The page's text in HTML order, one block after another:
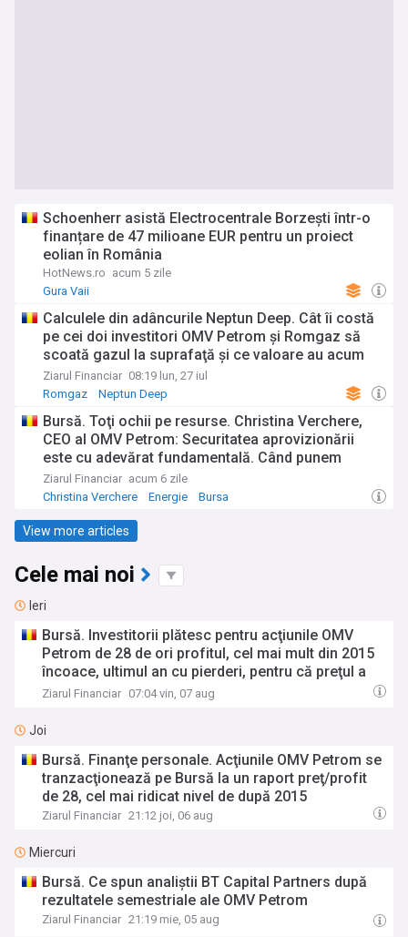
Schoenherr asistă Electrocentrale Borzești într-o
finanțare de 47 milioane EUR pentru un proiect
eolian în România
HotNews.ro acum 5 zile
Gura Vaii
Calculele din adâncurile Neptun Deep. Cât îi costă
pe cei doi investitori OMV Petrom şi Romgaz să
scoată gazul la suprafaţă şi ce valoare au acum
cele 100 mld. metri cubi? Cele 100 miliarde de metri
cubi din Neptun Deep ar putea fi evaluate la circa
Ziarul Financiar 08:19 lun, 27 iul
Romgaz
Neptun Deep
Bursă. Toţi ochii pe resurse. Christina Verchere,
CEO al OMV Petrom: Securitatea aprovizionării
este cu adevărat fundamentală. Când punem
măsuri în aplicare, trebuie să fim siguri că sunt
pentru a ne asigura accesul la resurse. Suntem
Ziarul Financiar acum 6 zile
Christina Verchere
Energie Bursa
View more articles
Cele mai noi
Ieri
Bursă. Investitorii plătesc pentru acţiunile OMV
Petrom de 28 de ori profitul, cel mai mult din 2015
încoace, ultimul an cu pierderi, pentru că preţul a
crescut, dar profitul nu a ţinut pasul. Ce spun
Ziarul Financiar 07:04 vin, 07 aug
Joi
Bursă. Finanţe personale. Acţiunile OMV Petrom se
tranzacţionează pe Bursă la un raport preţ/profit
de 28, cel mai ridicat nivel de după 2015
Ziarul Financiar 21:12 joi, 06 aug
Miercuri
Bursă. Ce spun analiştii BT Capital Partners după
rezultatele semestriale ale OMV Petrom
Ziarul Financiar 21:19 mie, 05 aug